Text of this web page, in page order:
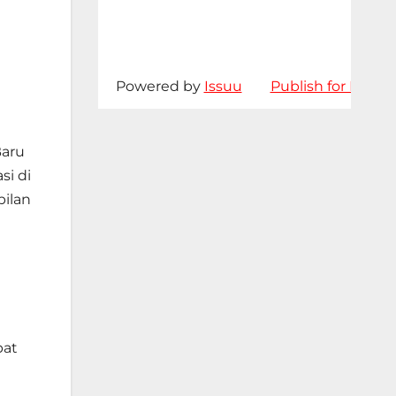
di
Powered by Issuu Publish for Free